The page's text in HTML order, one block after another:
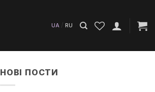
UA / RU
НОВІ ПОСТИ